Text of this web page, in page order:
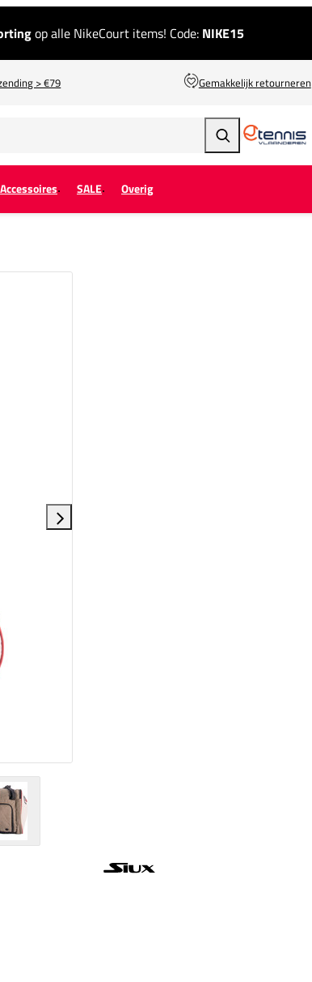
op alle NikeCourt items! Code: NIKE15
> €79 Gemakkelijk retourneren
Zoeken
Accessoires SALE Overig